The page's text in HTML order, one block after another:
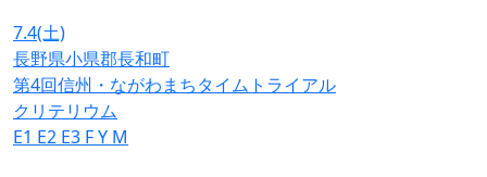
7.4(土)
長野県小県郡長和町
第4回信州・ながわまちタイムトライアル
クリテリウム
E1 E2 E3 FY M